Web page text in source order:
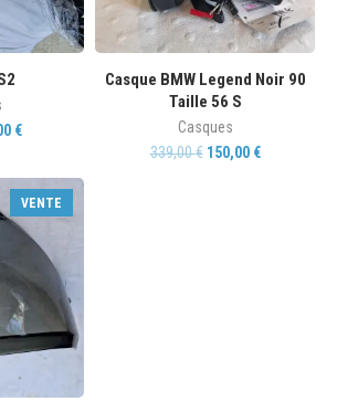
€
Casque BMW Legend Noir 90
Taille 56 S
Casques
339,00€ 150,00 €
VENTE